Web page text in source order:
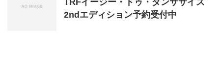
TRFイージー・ドゥ・ダンササイズ
2ndエディション予約受付中